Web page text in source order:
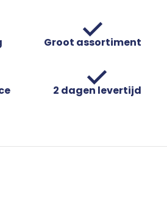
Groot assortiment
2 dagen levertijd